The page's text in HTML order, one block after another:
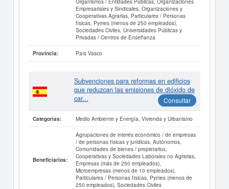
Empresariales y Sindicales, Organizaciones y
Cooperativas Agrarias, Particulares / Personas
físicas, Pymes (menos de 250 empleados),
Sociedades Civiles, Universidades Públicas y
Privadas / Centros de Enseñanza
Provincia: País Vasco
Subvenciones para reformas en edificios
que reduzcan las emisiones de dióxido de
car...
Consultar
Categorías: Medio Ambiente y Energía, Vivienda y Urbanismo
Beneficiarios:
Agrupaciones de interés económico / de empresas
/ de personas físicas y jurídicas, Autónomos,
Comunidades de bienes / propietarios,
Cooperativas y Sociedades Laborales no Agrarias,
Empresas (más de 250 empleados),
Microempresas (menos de 10 empleados),
Particulares / Personas físicas, Pymes (menos de
250 empleados), Sociedades Civiles